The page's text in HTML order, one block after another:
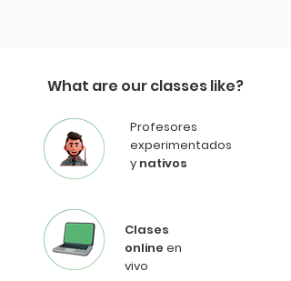
What are our classes like?
Profesores
experimentados
y nativos
Clases
online en
vivo